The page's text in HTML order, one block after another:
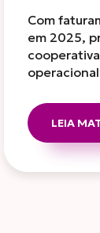
Com
em 2025,
LEIA